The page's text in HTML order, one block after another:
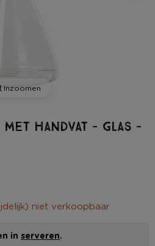
Inzoomen
handvat - glas -
niet verkoopbaar
in serveren.